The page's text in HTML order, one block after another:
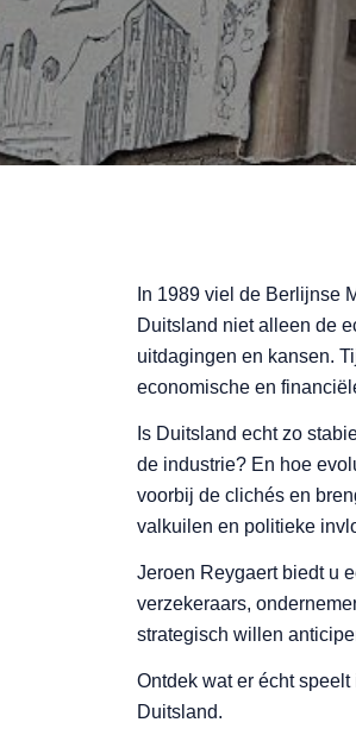
In 1989 viel de Berlijnse
Duitsland niet alleen de
uitdagingen en kansen.
economische en
Is Duitsland echt zo
de industrie? En hoe
voorbij de clichés en
valkuilen en politieke
Jeroen Reygaert biedt u
verzekeraars,
strategisch willen
Ontdek wat er écht
Duitsland.